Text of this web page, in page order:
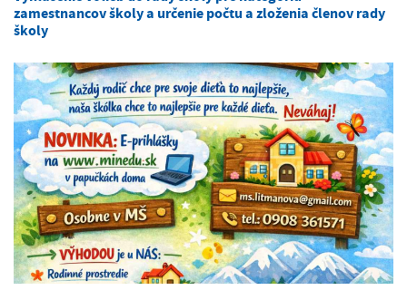
zamestnancov školy a určenie počtu a zloženia členov rady
školy